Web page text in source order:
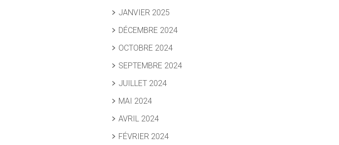
JANVIER 2025
DÉCEMBRE 2024
OCTOBRE 2024
SEPTEMBRE 2024
JUILLET 2024
MAI 2024
AVRIL 2024
FÉVRIER 2024